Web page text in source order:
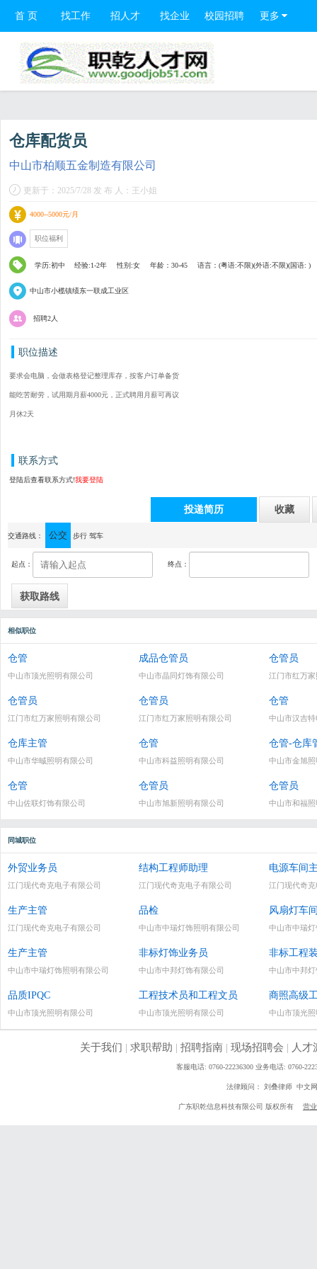
首 页 找工作 招人才 找企业 校园招聘 更多
仓库配货员
中山市柏顺五金制造有限公司
更新于：2025/7/28 发 布 人：王小姐
4000--5000元/月
职位福利
学历:初中 经验:1-2年 性别:女 年龄：30-45 语言：(粤语:不限)(外语:不限)(国语: )
中山市小榄镇绩东一联成工业区
招聘2人
职位描述
要求会电脑，会做表格登记整理库存，按客户订单备货
能吃苦耐劳，试用期月薪4000元，正式聘用月薪可再议
月休2天
联系方式
登陆后查看联系方式!我要登陆
投递简历 收藏
通讯地址：中山市小榄镇绩东一联成工业区
交通路线： 公交 步行 驾车
起点： 终点：
相似职位
仓管
中山市顶光照明有限公司
成品仓管员
中山市晶同灯饰有限公司
仓管员
江门市红万
仓管员
江门市红万家照明有限公司
仓管员
江门市红万家照明有限公司
仓管
中山市汉吉
仓库主管
中山市华晠照明有限公司
仓管
中山市科益照明有限公司
仓管-仓库
中山市金旭
仓管
中山佐联灯饰有限公司
仓管员
中山市旭新照明有限公司
仓管员
中山市和福
同城职位
外贸业务员
江门现代奇克电子有限公司
结构工程师助理
江门现代奇克电子有限公司
电源车间
江门现代奇
生产主管
江门现代奇克电子有限公司
品检
中山市中瑞灯饰照明有限公司
风扇灯车
中山市中瑞
生产主管
中山市中瑞灯饰照明有限公司
非标灯饰业务员
中山市中邦灯饰有限公司
非标工程
中山市中邦
品质IPQC
中山市顶光照明有限公司
工程技术员和工程文员
中山市顶光照明有限公司
商照高级
中山市顶光
关于我们 | 求职帮助 | 招聘指南| 现场招聘会 | 人才
客服电话: 0760-22236300 业务电话: 0760-
法律顾问： 刘叠律师 中文
广东职乾信息科技有限公司 版权所有 营